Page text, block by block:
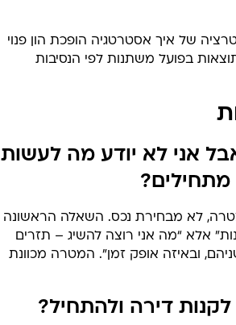
של איך אסטרטגיה הופכת הון פנוי
בפועל משתנות לפי הנסיבות
אני לא יודע מה לעשות
לא מבחירת נכס. השאלה הראשונה
אלא “מה אני רוצה להשיג – תזרים
ובאיזה אופק זמן”. המטרה מכוונת
דירה ולהתחיל?